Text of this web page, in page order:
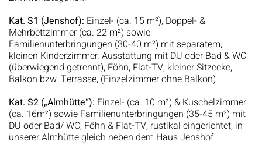
Kat. S1 (Jenshof): Einzel- (ca. 15 m²), Doppel- &
Mehrbettzimmer (ca. 22 m²) sowie
Familienunterbringungen (30-40 m²) mit separatem,
kleinen Kinderzimmer. Ausstattung mit DU oder Bad & WC
(überwiegend getrennt), Föhn, Flat-TV, kleiner Sitzecke,
Balkon bzw. Terrasse, (Einzelzimmer ohne Balkon)
Kat. S2 („Almhütte“): Einzel- (ca. 10 m²) & Kuschelzimmer
(ca. 16m²) sowie Familienunterbringungen (35-45 m²) mit
DU oder Bad/ WC, Föhn & Flat-TV, rustikal eingerichtet, in
unserer Almhütte gleich neben dem Haus Jenshof